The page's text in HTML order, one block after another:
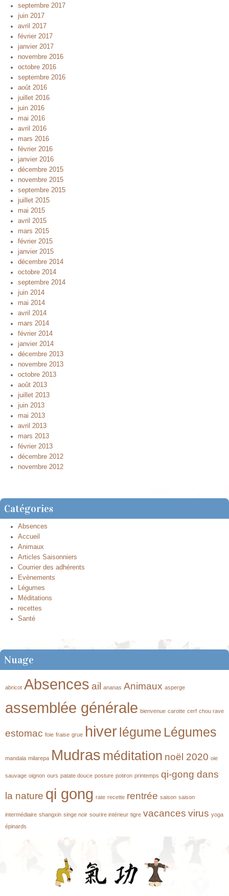
septembre 2017
juin 2017
avril 2017
février 2017
janvier 2017
novembre 2016
octobre 2016
septembre 2016
août 2016
juillet 2016
juin 2016
mai 2016
avril 2016
mars 2016
février 2016
janvier 2016
décembre 2015
novembre 2015
septembre 2015
juillet 2015
mai 2015
avril 2015
mars 2015
février 2015
janvier 2015
décembre 2014
octobre 2014
septembre 2014
juin 2014
mai 2014
avril 2014
mars 2014
février 2014
janvier 2014
décembre 2013
novembre 2013
octobre 2013
août 2013
juillet 2013
juin 2013
mai 2013
avril 2013
mars 2013
février 2013
décembre 2012
novembre 2012
Catégories
Absences
Accueil
Animaux
Articles Saisonniers
Courrier des adhérents
Evènements
Légumes
Méditations
recettes
Santé
Nuage
abricot Absences ail ananas Animaux asperge
assemblée générale bienvenue carotte cerf chou rave
estomac foie fraise grue hiverlégume Légumes
mandala milarepa Mudras méditation noël 2020 oie
sauvage oignon ours patate douce posture potiron printemps qi-gong dans
la nature qi gong rate recette rentrée saison saison
intermédiaire shangxin singe noir sourire intérieur tigre vacances virus yoga
épinards